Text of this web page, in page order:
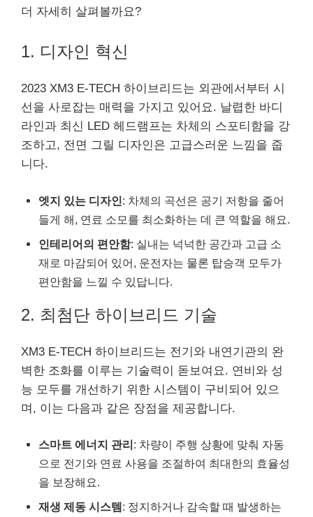
더 자세히 살펴볼까요?
1. 디자인 혁신
2023 XM3 E-TECH 하이브리드는 외관에서부터 시
선을 사로잡는 매력을 가지고 있어요. 날렵한 바디
라인과 최신 LED 헤드램프는 차체의 스포티함을 강
조하고, 전면 그릴 디자인은 고급스러운 느낌을 줍
니다.
엣지 있는 디자인: 차체의 곡선은 공기 저항을 줄어
들게 해, 연료 소모를 최소화하는 데 큰 역할을 해요.
인테리어의 편안함: 실내는 넉넉한 공간과 고급 소
재로 마감되어 있어, 운전자는 물론 탑승객 모두가
편안함을 느낄 수 있답니다.
2. 최첨단 하이브리드 기술
XM3 E-TECH 하이브리드는 전기와 내연기관의 완
벽한 조화를 이루는 기술력이 돋보여요. 연비와 성
능 모두를 개선하기 위한 시스템이 구비되어 있으
며, 이는 다음과 같은 장점을 제공합니다.
스마트 에너지 관리: 차량이 주행 상황에 맞춰 자동
으로 전기와 연료 사용을 조절하여 최대한의 효율성
을 보장해요.
재생 제동 시스템: 정지하거나 감속할 때 발생하는